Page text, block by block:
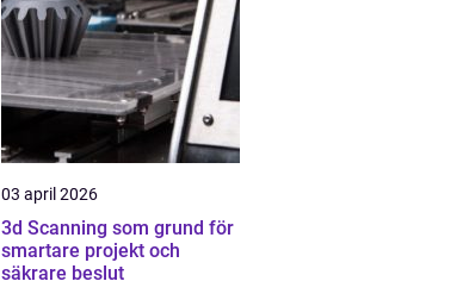
03 april 2026
3d Scanning som grund för
smartare projekt och
säkrare beslut